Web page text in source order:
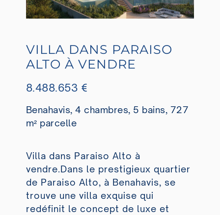
VILLA DANS PARAISO
ALTO À VENDRE
8.488.653 €
Benahavis, 4 chambres, 5 bains, 727
m² parcelle
Villa dans Paraiso Alto à
vendre.Dans le prestigieux quartier
de Paraiso Alto, à Benahavis, se
trouve une villa exquise qui
redéfinit le concept de luxe et